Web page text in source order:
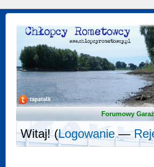
Forumowy Garaż
Witaj! (Logowanie—